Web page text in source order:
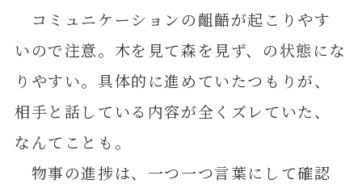
コミュニケーションの齟齬が起こりやす
いので注意。木を見て森を見ず、の状態にな
りやすい。具体的に進めていたつもりが、
相手と話している内容が全くズレていた、
なんてことも。
物事の進捗は、一つ一つ言葉にして確認